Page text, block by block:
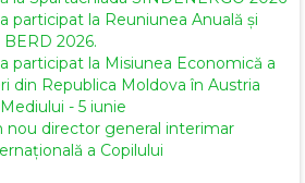
a participat la Reuniunea Anuală și
2026.
a participat la Misiunea Economică a
din Republica Moldova în Austria
- 5 iunie
nou director general interimar
a Copilului